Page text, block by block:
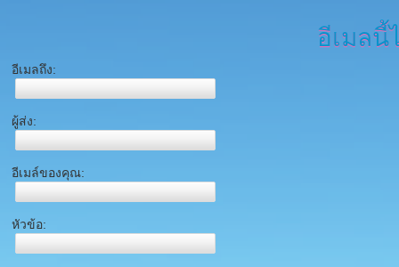
อีเมลนี้
อีเมลถึง:
ผู้ส่ง:
อีเมล์ของคุณ:
หัวข้อ: